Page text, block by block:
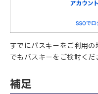
すでにパスキーをご利用
でもパスキーをご検討くだ
補足